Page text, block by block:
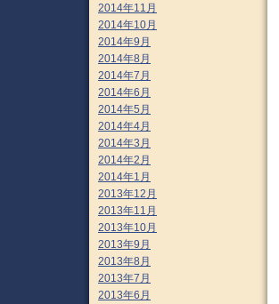
2014年11月
2014年10月
2014年9月
2014年8月
2014年7月
2014年6月
2014年5月
2014年4月
2014年3月
2014年2月
2014年1月
2013年12月
2013年11月
2013年10月
2013年9月
2013年8月
2013年7月
2013年6月